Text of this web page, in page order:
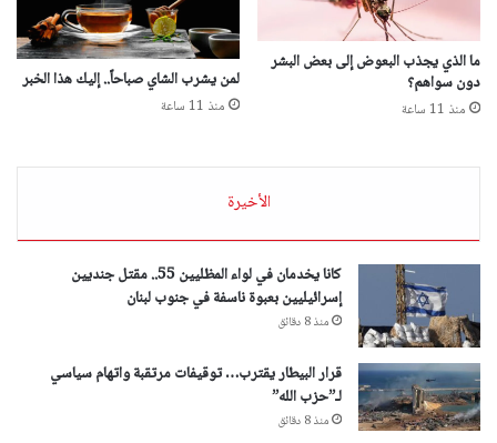
ما الذي يجذب البعوض إلى بعض البشر
دون سواهم؟
منذ 11 ساعة
لمن يشرب الشاي صباحاً.. إليك هذا الخبر
منذ 11 ساعة
الأخيرة
كانا يخدمان في لواء المظليين 55.. مقتل جنديين
إسرائيليين بعبوة ناسفة في جنوب لبنان
منذ 8 دقائق
قرار البيطار يقترب… توقيفات مرتقبة واتهام سياسي
لـ”حزب الله”
منذ 8 دقائق